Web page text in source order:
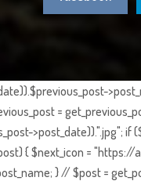
=
>post_date)).".jpg";
{ $next_icon =
} // $post =